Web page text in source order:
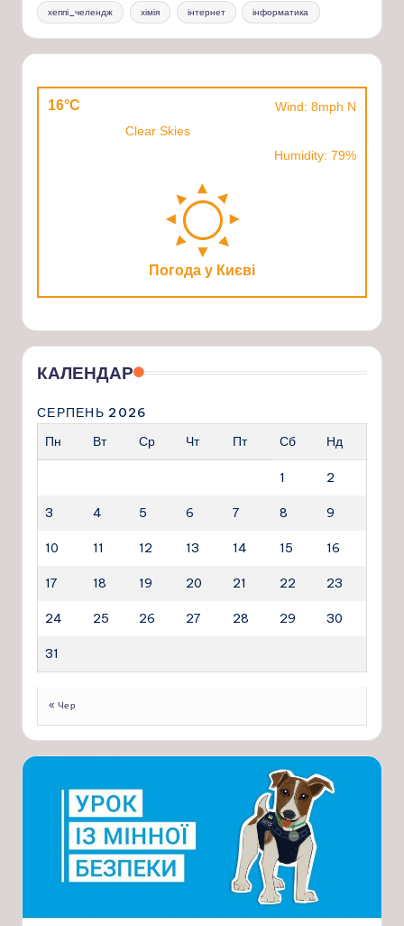
хеппі_челендж хімія інтернет інформатика
16°C
Wind: 8mph N
Clear Skies
Humidity: 79%
Погода у Києві
КАЛЕНДАР
СЕРПЕНЬ 2026
Пн
Вт Ср Чт Пт Сб Нд
1 2
3 4 5 6 7 8 9
10 11 12 13 14 15 16
17 18 19 20 21 22 23
24 25 26 27 28 29 30
31
« Чер